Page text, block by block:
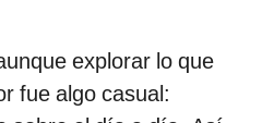
explorar lo que
fue algo casual: